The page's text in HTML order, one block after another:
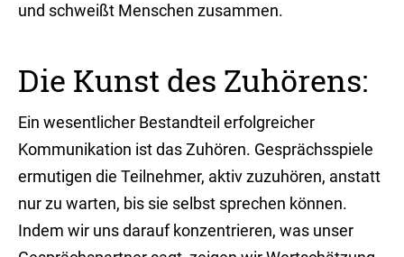
und schweißt Menschen zusammen.
Die Kunst des Zuhörens:
Ein wesentlicher Bestandteil erfolgreicher
Kommunikation ist das Zuhören. Gesprächsspiele
ermutigen die Teilnehmer, aktiv zuzuhören, anstatt
nur zu warten, bis sie selbst sprechen können.
Indem wir uns darauf konzentrieren, was unser